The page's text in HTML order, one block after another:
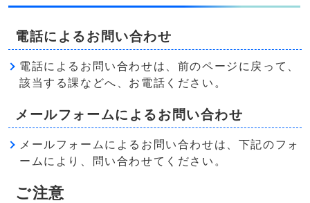
電話によるお問い合わせ
電話によるお問い合わせは、前のページに戻って、
該当する課などへ、お電話ください。
メールフォームによるお問い合わせ
メールフォームによるお問い合わせは、下記のフォ
ームにより、問い合わせてください。
ご注意